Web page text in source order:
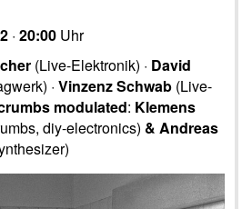
· 20:00 Uhr
(Live-Elektronik) · David
· Vinzenz Schwab (Live-
modulated: Klemens
diy-electronics) & Andreas